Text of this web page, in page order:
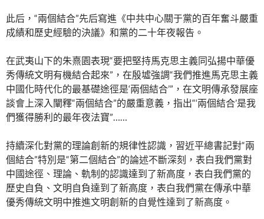
此后，“兩個結合”先后寫進《中共中心關于黨的百年奮斗嚴重
成績和歷史經驗的決議》和黨的二十年夜報告。
在武夷山下的朱熹園表現“要把堅持馬克思主義同弘揚中華優
秀傳統文明有機結合起來”，在殷墟強調“我們推進馬克思主義
中國化時代化的最基礎途徑是‘兩個結合’”，在文明傳承發展座
談會上深入闡釋“兩個結合”的嚴重意義，指出“‘兩個結合’是我
們獲得勝利的最年夜法寶”……
持續深化對黨的理論創新的規律性認識，習近平總書記對“兩
個結合”特別是“第二個結合”的論述不斷深刻，表白我們黨對
中國途徑、理論、軌制的認識達到了新高度，表白我們黨的
歷史自負、文明自負達到了新高度，表白我們黨在傳承中華
優秀傳統文明中推進文明創新的自覺性達到了新高度。